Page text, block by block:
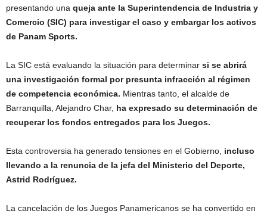
presentando una queja ante la Superintendencia de Industria y
Comercio (SIC) para investigar el caso y embargar los activos
de Panam Sports.
La SIC está evaluando la situación para determinar si se abrirá
una investigación formal por presunta infracción al régimen
de competencia económica. Mientras tanto, el alcalde de
Barranquilla, Alejandro Char, ha expresado su determinación de
recuperar los fondos entregados para los Juegos.
Esta controversia ha generado tensiones en el Gobierno, incluso
llevando a la renuncia de la jefa del Ministerio del Deporte,
Astrid Rodríguez.
La cancelación de los Juegos Panamericanos se ha convertido en